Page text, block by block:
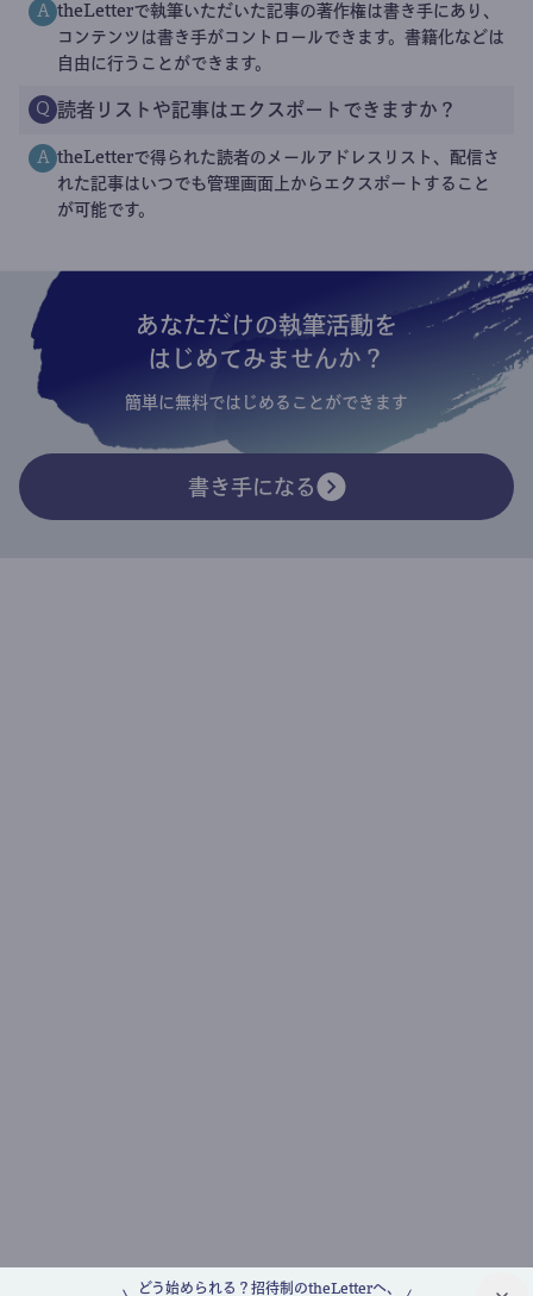
どう始められる？招待制のtheLetterへ、
A theLetterで執筆いただいた記事の著作権は書き手にあり、
コンテンツは書き手がコントロールできます。書籍化などは
自由に行うことができます。
Q 読者リストや記事はエクスポートできますか？
A theLetterで得られた読者のメールアドレスリスト、配信さ
れた記事はいつでも管理画面上からエクスポートすること
が可能です。
あなただけの執筆活動を
はじめてみませんか？
簡単に無料ではじめることができます
書き手になる